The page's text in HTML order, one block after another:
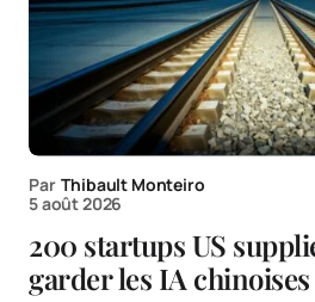
Par Thibault Monteiro
5 août 2026
200 startups US
garder les IA chinoises